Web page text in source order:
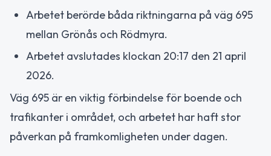
Arbetet berörde båda riktningarna på väg 695
mellan Grönås och Rödmyra.
Arbetet avslutades klockan 20:17 den 21 april
2026.
Väg 695 är en viktig förbindelse för boende och
trafikanter i området, och arbetet har haft stor
påverkan på framkomligheten under dagen.